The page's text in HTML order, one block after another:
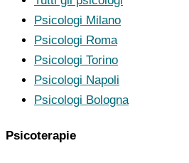
Psicologi Milano
Psicologi Roma
Psicologi Torino
Psicologi Napoli
Psicologi Bologna
Psicoterapie